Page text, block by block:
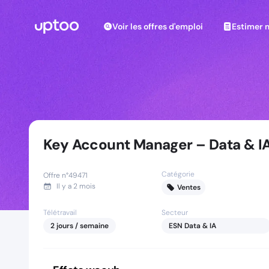
Voir les offres d'emploi Estimer
Voir les offres d'emploi Estimer
Key Account Manager – Data &
Offre n°49471
Il y a 2 mois
Catégorie
Ventes
Télétravail
2jours/ semaine
Secteur
ESN Data & IA